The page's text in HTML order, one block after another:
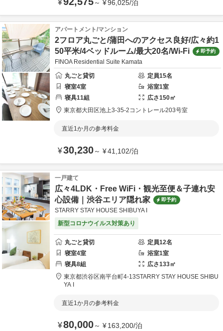
¥ ～ ¥96,025/泊
アパートメント/マンション
2フロア丸ごと/蒲田へのアクセス良好/広々約1
50平米/4ベッドルーム/最大20名/Wi-Fi
即予約
FINOA Residential Suite Kamata
丸ごと貸切
定員15名
寝室4室 浴室1室
寝具11組 広さ150㎡
東京都大田区池上3-35-2コントレール203号室
直近1か月の参考料金
¥30,230～ ¥41,102/泊
一戸建て
広々4LDK・Free WiFi・観光至便＆子連れ安
心設備｜渋谷エリア隠れ家
即予約
STARRY STAY HOUSE SHIBUYA I
新型コロナウイルス対策あり
丸ごと貸切 定員12名
寝室4室 浴室1室
寝具8組 広さ133㎡
東京都渋谷区南平台町4-13STARRY STAY HOUSE SHIBU
YA I
直近1か月の参考料金
¥80,000～ ¥163,200/泊